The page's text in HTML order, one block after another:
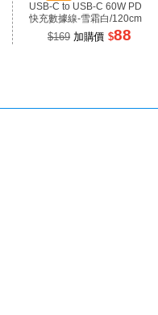
USB-C to USB-C 60W PD
快充數據線-雪霜白/120cm
$169 加購價 $88